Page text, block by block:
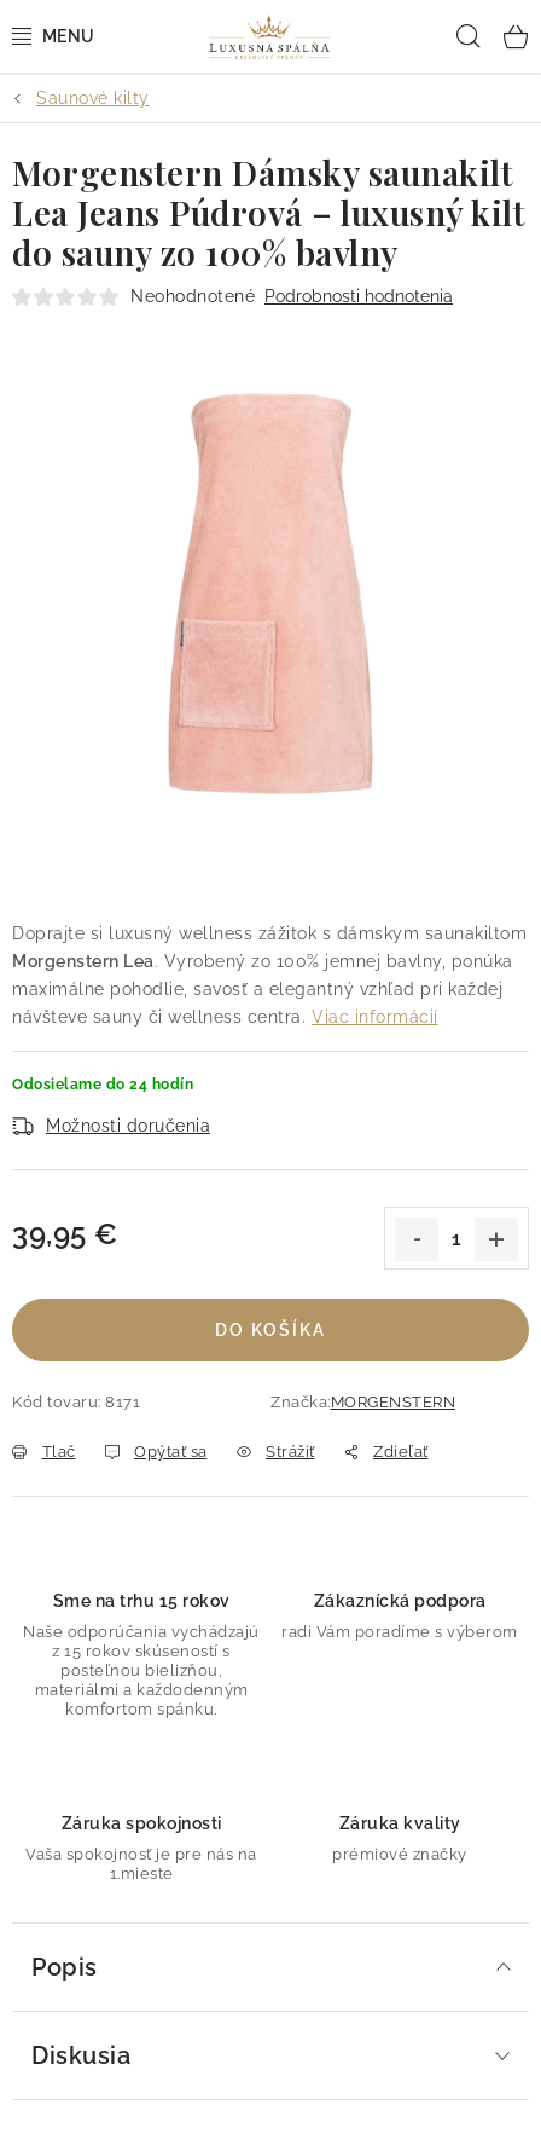
na
POSTEĽNÉ OBLIEČKY
POSTEĽNÉ PLACHTY
PREHOZY A PAPLÓNY
VANKÚŠE A OBLIEČKY
KÚPEĽŇA + WELLNESS
Doprava
Obchodné podmienky
Podmienky ochrany osobných údajov
Reklamačný poriadok
Saunové kilty
Doprajte si luxusný wellness zážitok s dámskym saunakiltom
Morgenstern Lea. Vyrobený zo 100% jemnej bavlny, ponúka
maximálne pohodlie, savosť a elegantný vzhľad pri každej
návšteve sauny či wellness centra. Viac informácií
Odosielame do 24 hodín
Možnosti doručenia
39,95 €
DO KOŠÍKA
Kód tovaru: 8171 Značka:MORGENSTERN
Tlač Opýtať sa Strážiť Zdieľať
Morgenstern Dámsky saunakilt
Lea Jeans Púdrová – luxusný kilt
do sauny zo 100% bavlny
Neohodnotené Podrobnosti hodnotenia
Sme na trhu 15 rokov
Naše odporúčania vychádzajú
z 15 rokov skúseností s
posteľnou bielizňou,
materiálmi a každodenným
komfortom spánku.
Zákaznícká podpora
radi Vám poradíme s výberom
Záruka spokojnosti
Vaša spokojnosť je pre nás na
1.mieste
Záruka kvality
prémiové značky
Popis
Diskusia